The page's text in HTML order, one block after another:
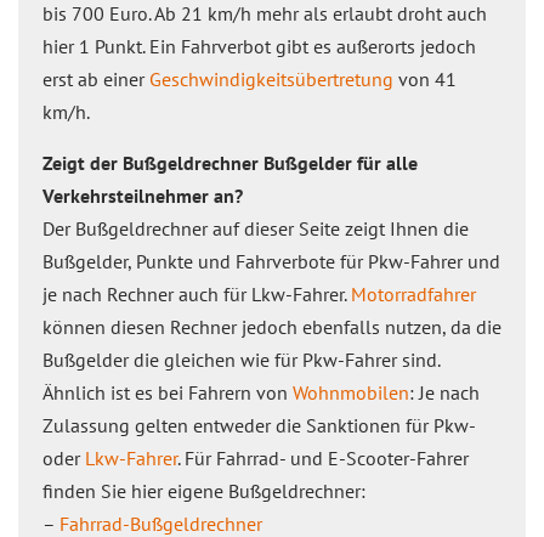
bis 700 Euro. Ab 21 km/h mehr als erlaubt droht auch
hier 1 Punkt. Ein Fahrverbot gibt es außerorts jedoch
erst ab einer Geschwindigkeitsübertretung von 41
km/h.
Zeigt der Bußgeldrechner Bußgelder für alle
Verkehrsteilnehmer an?
Der Bußgeldrechner auf dieser Seite zeigt Ihnen die
Bußgelder, Punkte und Fahrverbote für Pkw-Fahrer und
je nach Rechner auch für Lkw-Fahrer. Motorradfahrer
können diesen Rechner jedoch ebenfalls nutzen, da die
Bußgelder die gleichen wie für Pkw-Fahrer sind.
Ähnlich ist es bei Fahrern von Wohnmobilen: Je nach
Zulassung gelten entweder die Sanktionen für Pkw-
oder Lkw-Fahrer. Für Fahrrad- und E-Scooter-Fahrer
finden Sie hier eigene Bußgeldrechner:
– Fahrrad-Bußgeldrechner